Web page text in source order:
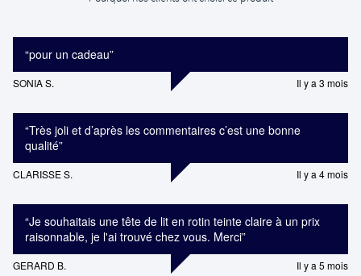
“pour un cadeau”
SONIA S. Il y a 3 mois
“Très joli et d’après les commentaires c’est une bonne
qualité”
CLARISSE S. Il y a 4 mois
“Je souhaitais une tête de lit en rotin teinte claire à un prix
raisonnable, je l'ai trouvé chez vous. Merci”
GERARD B. Il y a 5 mois